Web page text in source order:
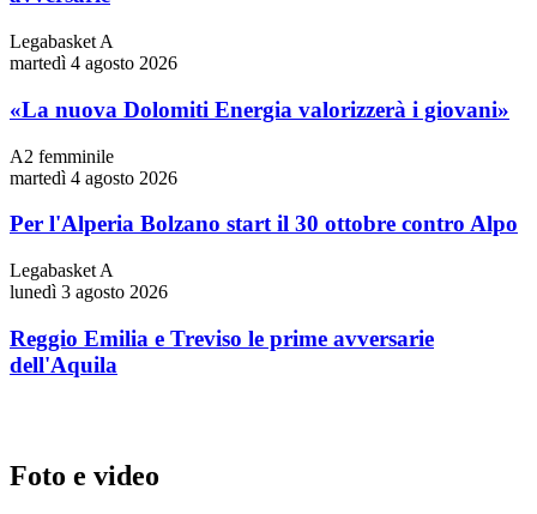
Legabasket A
martedì 4 agosto 2026
«La nuova Dolomiti Energia valorizzerà i giovani»
A2 femminile
martedì 4 agosto 2026
Per l'Alperia Bolzano start il 30 ottobre contro Alpo
Legabasket A
lunedì 3 agosto 2026
Reggio Emilia e Treviso le prime avversarie
dell'Aquila
Foto e video